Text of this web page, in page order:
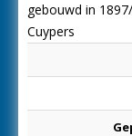
gebouwd in
Cuypers